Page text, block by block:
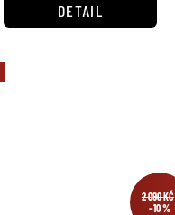
DETAIL
2 090 KČ
–10 %